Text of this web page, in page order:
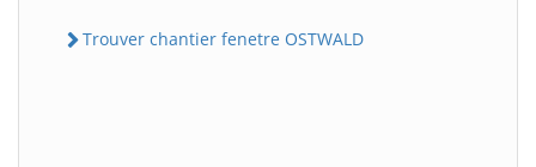
Trouver chantier fenetre OSTWALD